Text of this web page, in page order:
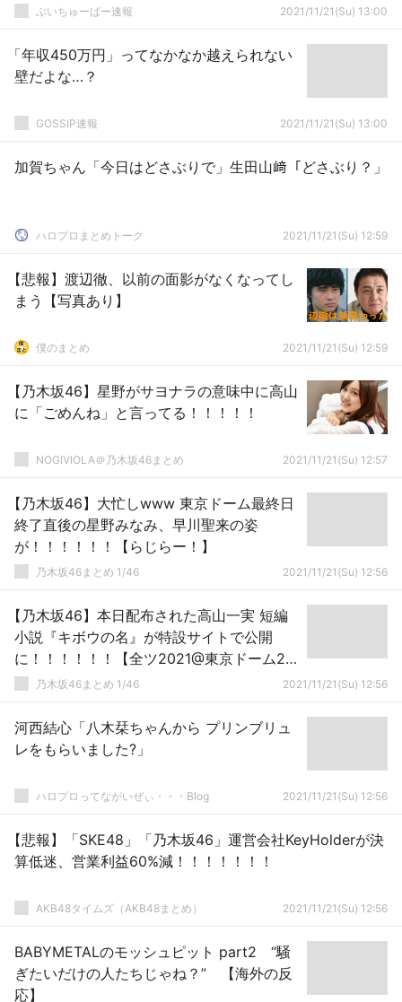
ぶいちゅーばー速報 2021/11/21(Su) 13:00
「年収450万円」ってなかなか越えられない
壁だよな…？
GOSSIP速報 2021/11/21(Su) 13:00
加賀ちゃん「今日はどさぶりで」生田山﨑「どさぶり？」
ハロプロまとめトーク 2021/11/21(Su) 12:59
【悲報】渡辺徹、以前の面影がなくなってし
まう【写真あり】
僕のまとめ 2021/11/21(Su) 12:59
【乃木坂46】星野がサヨナラの意味中に高山
に「ごめんね」と言ってる！！！！！
NOGIVIOLA＠乃木坂46まとめ 2021/11/21(Su) 12:57
【乃木坂46】大忙しwww 東京ドーム最終日
終了直後の星野みなみ、早川聖来の姿
が！！！！！！【らじらー！】
乃木坂46まとめ 1/46 2021/11/21(Su) 12:56
【乃木坂46】本日配布された高山一実 短編
小説『キボウの名』が特設サイトで公開
に！！！！！！【全ツ2021@東京ドーム2日
目】乃木坂46まとめ 1/46 2021/11/21(Su) 12:56
河西結心「八木栞ちゃんから プリンブリュ
レをもらいました?」
ハロプロってながいぜぃ・・・Blog 2021/11/21(Su) 12:56
【悲報】「SKE48」「乃木坂46」運営会社KeyHolderが決
算低迷、営業利益60%減！！！！！！！
AKB48タイムズ（AKB48まとめ） 2021/11/21(Su) 12:56
BABYMETALのモッシュピット part2 “騒
ぎたいだけの人たちじゃね？” 【海外の反
応】